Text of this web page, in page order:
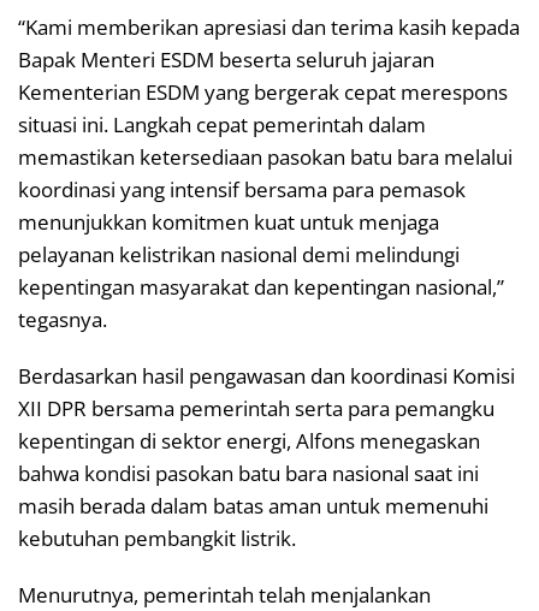
“Kami memberikan apresiasi dan terima kasih kepada
Bapak Menteri ESDM beserta seluruh jajaran
Kementerian ESDM yang bergerak cepat merespons
situasi ini. Langkah cepat pemerintah dalam
memastikan ketersediaan pasokan batu bara melalui
koordinasi yang intensif bersama para pemasok
menunjukkan komitmen kuat untuk menjaga
pelayanan kelistrikan nasional demi melindungi
kepentingan masyarakat dan kepentingan nasional,”
tegasnya.
Berdasarkan hasil pengawasan dan koordinasi Komisi
XII DPR bersama pemerintah serta para pemangku
kepentingan di sektor energi, Alfons menegaskan
bahwa kondisi pasokan batu bara nasional saat ini
masih berada dalam batas aman untuk memenuhi
kebutuhan pembangkit listrik.
Menurutnya, pemerintah telah menjalankan